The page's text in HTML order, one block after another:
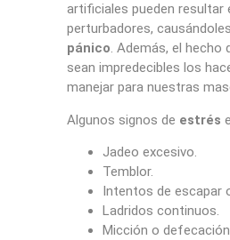
artificiales pueden resultar
perturbadores, causándoles
pánico. Además, el hecho
sean impredecibles los
manejar para nuestras
Algunos signos de estrés
Jadeo excesivo.
Temblor.
Intentos de escapar
Ladridos continuos.
Micción o